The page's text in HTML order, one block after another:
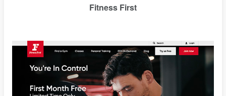
Fitness First